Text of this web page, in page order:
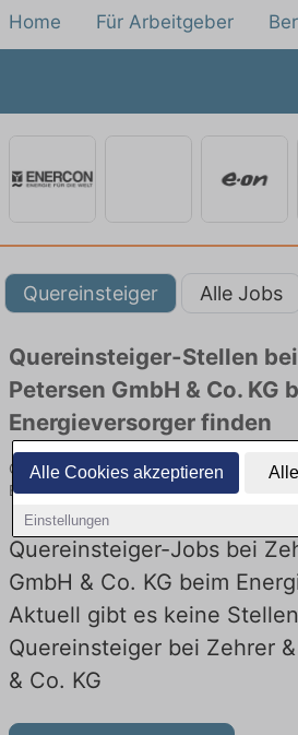
Alle Cookies akzeptieren
Einstellungen
Home Für Arbeitgeber
Quereinsteiger Alle Jobs
Quereinsteiger-Stellen
Petersen GmbH & Co. KG
Energieversorger finden
Quereinsteiger-Jobs bei Zehrer &
Energieversorger! Neueinstieg in
Quereinsteiger-Jobs bei
GmbH & Co. KG beim
Aktuell gibt es keine
Quereinsteiger bei Zehrer
& Co. KG